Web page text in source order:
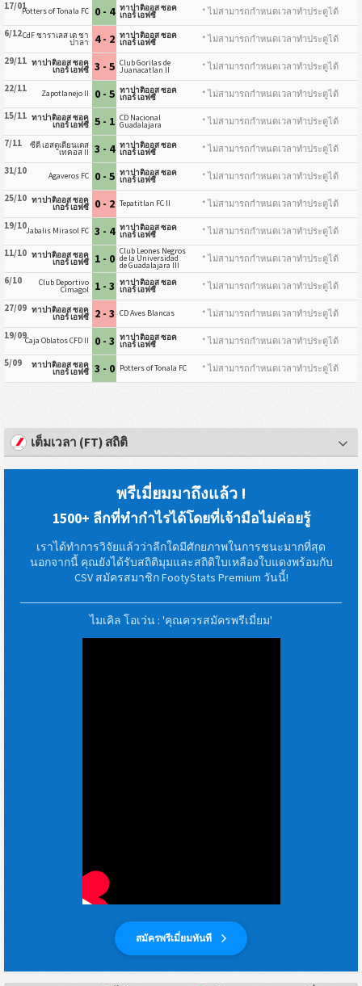
17/01Potters of Tonala FC 0 - 4 ทาปาติออส ซอค
เกอร์ เอฟซี
* ไม่สามารถกำหนดเวลาทำประตูได้
6/12CdF ชาราเลส เด ชา
ปาลา 4 - 2 ทาปาติออส ซอค
เกอร์ เอฟซี
* ไม่สามารถกำหนดเวลาทำประตูได้
29/11 ทาปาติออส ซอค
เกอร์ เอฟซี 3 - 5 Club Gorilas de
Juanacatlan II
* ไม่สามารถกำหนดเวลาทำประตูได้
22/11
Zapotlanejo II 0 - 5 ทาปาติออส ซอค
เกอร์ เอฟซี
* ไม่สามารถกำหนดเวลาทำประตูได้
15/11 ทาปาติออส ซอค
เกอร์ เอฟซี 5 - 1 CD Nacional
Guadalajara
* ไม่สามารถกำหนดเวลาทำประตูได้
7/11
ซีดี เอสตูเดียนเตส
เทคอส II 3 - 4 ทาปาติออส ซอค
เกอร์ เอฟซี
* ไม่สามารถกำหนดเวลาทำประตูได้
31/10
Agaveros FC 0 - 5 ทาปาติออส ซอค
เกอร์ เอฟซี
* ไม่สามารถกำหนดเวลาทำประตูได้
25/10 ทาปาติออส ซอค
เกอร์ เอฟซี 0 - 2 Tepatitlan FC II
* ไม่สามารถกำหนดเวลาทำประตูได้
19/10Jabalis Mirasol FC 3 - 4 ทาปาติออส ซอค
เกอร์ เอฟซี
* ไม่สามารถกำหนดเวลาทำประตูได้
11/10 ทาปาติออส ซอค
เกอร์ เอฟซี 1 - 0 Club Leones Negros
de la Universidad
de Guadalajara III
* ไม่สามารถกำหนดเวลาทำประตูได้
6/10
Club Deportivo
Cimagol 1 - 3 ทาปาติออส ซอค
เกอร์ เอฟซี
* ไม่สามารถกำหนดเวลาทำประตูได้
27/09 ทาปาติออส ซอค
เกอร์ เอฟซี 2 - 3 CD Aves Blancas
* ไม่สามารถกำหนดเวลาทำประตูได้
19/09Caja Oblatos CFD II 0 - 3 ทาปาติออส ซอค
เกอร์ เอฟซี
* ไม่สามารถกำหนดเวลาทำประตูได้
5/09
ทาปาติออส ซอค
เกอร์ เอฟซี 3 - 0 Potters of Tonala FC * ไม่สามารถกำหนดเวลาทำประตูได้
เต็มเวลา (FT) สถิติ
พรีเมี่ยมมาถึงแล้ว !
1500+ ลีกที่ทำกำไรได้โดยที่เจ้ามือไม่ค่อยรู้
เราได้ทำการวิจัยแล้วว่าลีกใดมีศักยภาพในการชนะมากที่สุด
นอกจากนี้ คุณยังได้รับสถิติมุมและสถิติใบเหลืองใบแดงพร้อมกับ
CSV สมัครสมาชิก FootyStats Premium วันนี้!
สมัครพรีเมี่ยมทันที
ไมเคิล โอเว่น : 'คุณควรสมัครพรีเมี่ยม'